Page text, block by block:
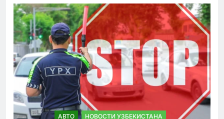
АВТО НОВОСТИ УЗБЕКИСТАНА